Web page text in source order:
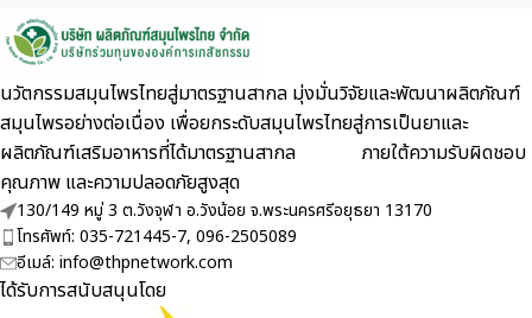
นวัตกรรมสมุนไพรไทยสู่มาตรฐานสากล มุ่งมั่นวิจัยและพัฒนาผลิตภัณฑ์
สมุนไพรอย่างต่อเนื่อง เพื่อยกระดับสมุนไพรไทยสู่การเป็นยาและ
ผลิตภัณฑ์เสริมอาหารที่ได้มาตรฐานสากล ภายใต้ความรับผิดชอบ
คุณภาพ และความปลอดภัยสูงสุด
130/149 หมู่ 3 ต.วังจุฬา อ.วังน้อย จ.พระนครศรีอยุธยา 13170
โทรศัพท์: 035-721445-7, 096-2505089
อีเมล์: info@thpnetwork.com
ได้รับการสนับสนุนโดย